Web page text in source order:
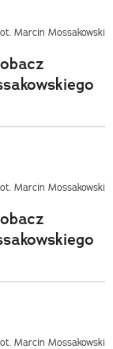
Marcin Mossakowski
Marcin Mossakowski
Marcin Mossakowski